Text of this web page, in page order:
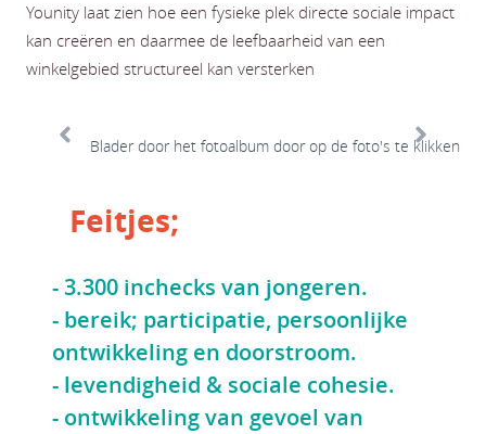
adipis cin elit. Nunc purus libero, interdum sed blandit acp
retium facilisis turpis.
Blader door het fotoalbum door op de foto's te klikken
Feitjes;
- 3.300 inchecks van jongeren.
- bereik; participatie, persoonlijke
ontwikkeling en doorstroom.
- levendigheid & sociale cohesie.
- ontwikkeling van gevoel van
Younity laat zien hoe een fysieke plek directe sociale impact
kan creëren en daarmee de leefbaarheid van een
winkelgebied structureel kan versterken